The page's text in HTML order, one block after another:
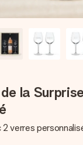
la
verres